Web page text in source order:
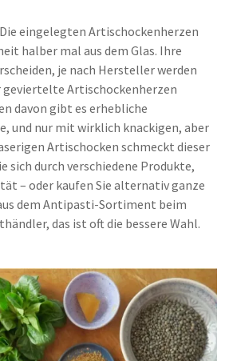
Die eingelegten Artischockenherzen
halber mal aus dem Glas. Ihre
je nach Hersteller werden
Artischockenherzen
davon gibt es erhebliche
und nur mit wirklich knackigen, aber
Artischocken schmeckt dieser
sich durch verschiedene Produkte,
– oder kaufen Sie alternativ ganze
dem Antipasti-Sortiment beim
das ist oft die bessere Wahl.